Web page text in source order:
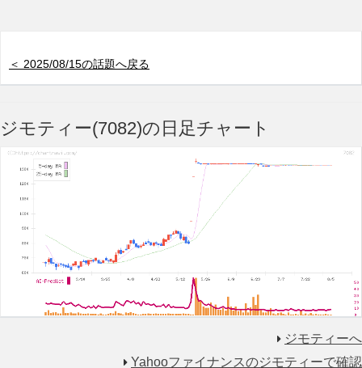
＜ 2025/08/15の話題へ戻る
ジモティー(7082)の日足チャート
ジモティーへ
Yahooファイナンスのジモティーで確認